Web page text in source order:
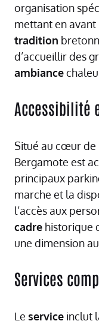
organisation
mettant en avant
tradition
d’accueillir des
ambiance
Accessibilité
Situé au cœur de
Bergamote est
principaux
marche et la
l’accès aux
cadre historique
une dimension
Services
Le service inclut